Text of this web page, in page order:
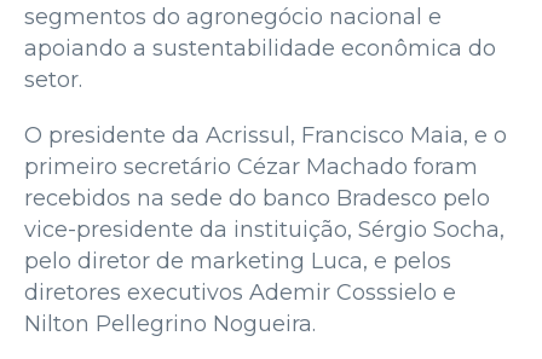
segmentos do agronegócio nacional e
apoiando a sustentabilidade econômica do
setor.
O presidente da Acrissul, Francisco Maia, e o
primeiro secretário Cézar Machado foram
recebidos na sede do banco Bradesco pelo
vice-presidente da instituição, Sérgio Socha,
pelo diretor de marketing Luca, e pelos
diretores executivos Ademir Cosssielo e
Nilton Pellegrino Nogueira.